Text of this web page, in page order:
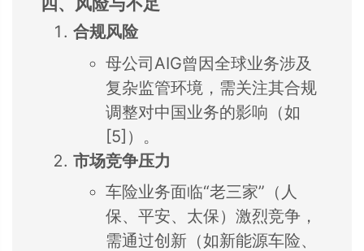
合规风险
母公司AIG曾因全球业务涉及
复杂监管环境，需关注其合规
调整对中国业务的影响（如
[5]）。
市场竞争压力
车险业务面临“老三家”（人
保、平安、太保）激烈竞争，
需通过创新（如新能源车险、